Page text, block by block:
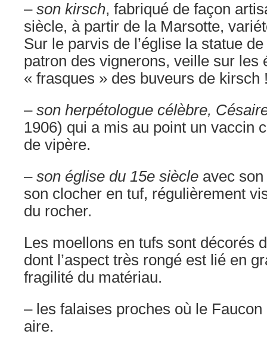
– son kirsch, fabriqué de façon
siècle, à partir de la Marsotte,
Sur le parvis de l’église la statue
patron des vignerons, veille sur les
« frasques » des buveurs de kirsch
– son herpétologue célèbre,
1906) qui a mis au point un vaccin
de vipère.
– son église du 15e siècle avec
son clocher en tuf, régulièrement
du rocher.
Les moellons en tufs sont décorés
dont l’aspect très rongé est lié en
fragilité du matériau.
– les falaises proches où le
aire.